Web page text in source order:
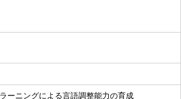
ーニングによる言語調整能力の育成